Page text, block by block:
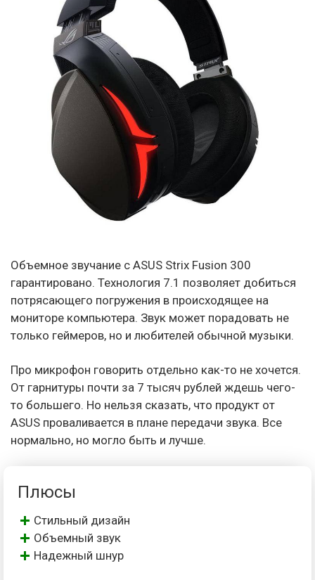
Объемное звучание с ASUS Strix Fusion 300
гарантировано. Технология 7.1 позволяет добиться
потрясающего погружения в происходящее на
мониторе компьютера. Звук может порадовать не
только геймеров, но и любителей обычной музыки.
Про микрофон говорить отдельно как-то не хочется.
От гарнитуры почти за 7 тысяч рублей ждешь чего-
то большего. Но нельзя сказать, что продукт от
ASUS проваливается в плане передачи звука. Все
нормально, но могло быть и лучше.
Плюсы
Стильный дизайн
Объемный звук
Надежный шнур